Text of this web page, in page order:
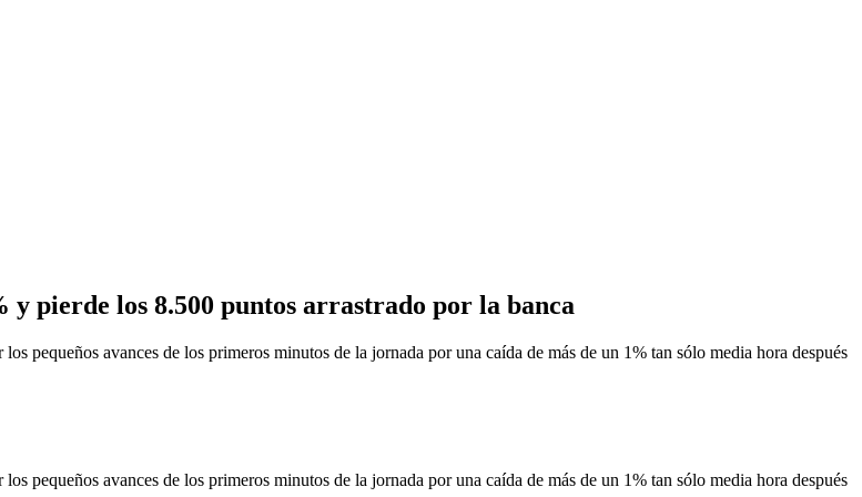
y pierde los 8.500 puntos arrastrado por la banca
pequeños avances de los primeros minutos de la jornada por una caída de más de un 1% tan sólo media hora después
pequeños avances de los primeros minutos de la jornada por una caída de más de un 1% tan sólo media hora después